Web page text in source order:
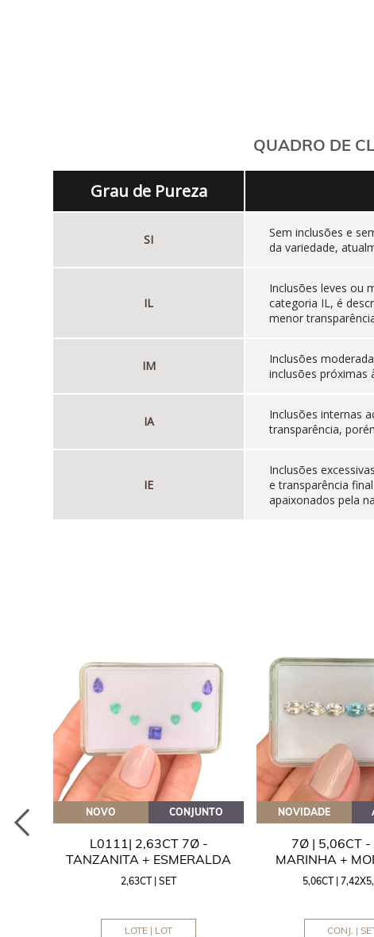
QUADRO DE
Grau de Pureza
SI
Sem inclusões e
da variedade,
IL
Inclusões leves ou
categoria IL, é
menor
IM
Inclusões
inclusões próximas
IA
Inclusões internas
transparência,
IE
Inclusões
e transparência
apaixonados pela
NOVO CONJUNTO
L0111| 2,63CT 7Ø -
TANZANITA + ESMERALDA
2,63CT | SET
LOTE | LOT
NOVIDADE
7Ø | 5,06CT -
MARINHA +
5,06CT |
CONJ. |